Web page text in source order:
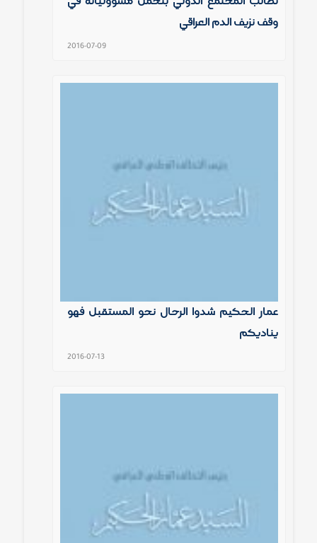
وقف نزيف الدم العراقي
2016-07-09
عمار الحكيم شدوا الرحال نحو المستقبل فهو
يناديكم
2016-07-13